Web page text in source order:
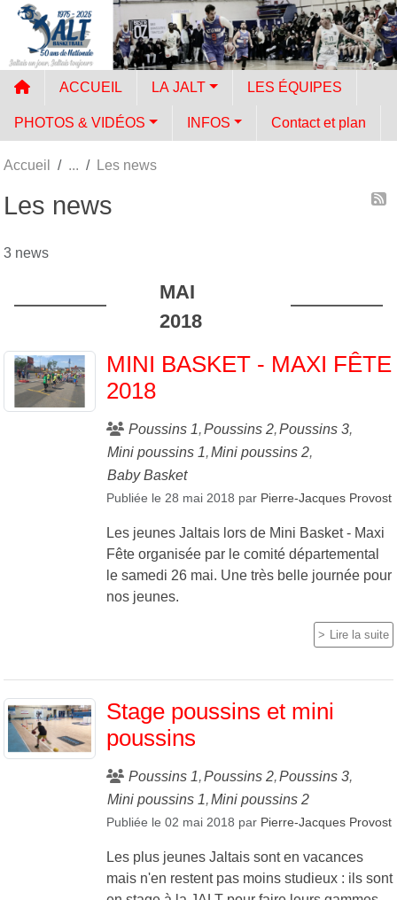
ACCUEIL LA JALT LES ÉQUIPES
PHOTOS & VIDÉOS INFOS Contact et plan
Accueil Les news
Les news
3 news
MAI
2018
MINI BASKET - MAXI FÊTE
2018
Poussins 1 Poussins 2 Poussins 3
Mini poussins 1 Mini poussins 2
Baby Basket
Publiée le 28 mai 2018 par Pierre-Jacques Provost
Les jeunes Jaltais lors de Mini Basket - Maxi
Fête organisée par le comité départemental
le samedi 26 mai. Une très belle journée pour
nos jeunes.
Lire la suite
Stage poussins et mini
poussins
Poussins 1 Poussins 2 Poussins 3
Mini poussins 1 Mini poussins 2
Publiée le 02 mai 2018 par Pierre-Jacques Provost
Les plus jeunes Jaltais sont en vacances
mais n'en restent pas moins studieux : ils sont
Panneau de gestion des cookies